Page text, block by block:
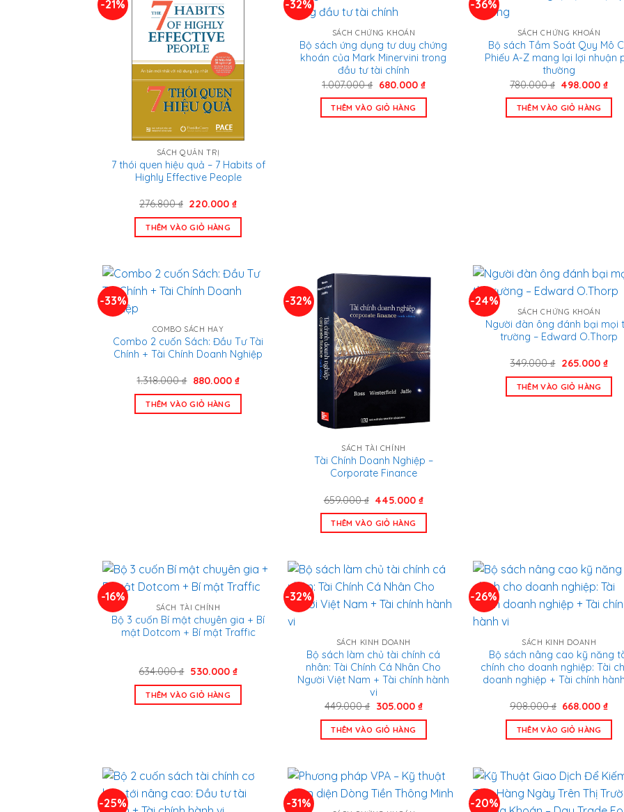
-21%
SÁCH QUẢN TRỊ
7 thói quen hiệu quả – 7 Habits of
Highly Effective People
276.800₫ Giá
là:
276.800 ₫.
220.000₫Giá
THÊM VÀO GIỎ HÀNG
-32%
SÁCH CHỨNG KHOÁN
Bộ sách ứng dụng tư duy chứng
khoán của Mark Minervini trong
đầu tư tài chính
1.007.000₫ Giá
là:
1.007.000 ₫.
680.000 ₫Giá
là:
THÊM VÀO GIỎ HÀNG
-36%
SÁCH CHỨNG KHOÁN
Bộ sách Tầm Soát Quy Mô
Phiếu A-Z mang lại lợi nhuận
thường
780.000₫ Giá
là:
780.000 ₫.
498.000₫Giá
là:
THÊM VÀO GIỎ HÀNG
-33%
COMBO SÁCH HAY
Combo 2 cuốn Sách: Đầu Tư Tài
Chính + Tài Chính Doanh Nghiệp
1.318.000₫ Giá
là:
1.318.000 ₫.
880.000 ₫Giá
tại
THÊM VÀO GIỎ HÀNG
-32%
SÁCH TÀI CHÍNH
Tài Chính Doanh Nghiệp –
Corporate Finance
659.000₫ Giá
là:
659.000 ₫.
445.000₫Giá
là:
THÊM VÀO GIỎ HÀNG
-24%
SÁCH CHỨNG KHOÁN
Người đàn ông đánh bại mọi
trường – Edward O.Thorp
349.000₫ Giá
là:
349.000 ₫.
265.000 ₫Giá
tại
THÊM VÀO GIỎ HÀNG
-16%
SÁCH TÀI CHÍNH
Bộ 3 cuốn Bí mật chuyên gia + Bí
mật Dotcom + Bí mật Traffic
634.000₫ Giá
là:
634.000 ₫.
530.000 ₫Giá
THÊM VÀO GIỎ HÀNG
-32%
SÁCH KINH DOANH
Bộ sách làm chủ tài chính cá
nhân: Tài Chính Cá Nhân Cho
Người Việt Nam + Tài chính hành
vi
449.000₫ Giá
là:
449.000 ₫.
305.000 ₫Giá
THÊM VÀO GIỎ HÀNG
-26%
SÁCH KINH DOANH
Bộ sách nâng cao kỹ năng
chính cho doanh nghiệp: Tài
doanh nghiệp + Tài chính
908.000₫ Giá
là:
908.000 ₫.
668.000₫Giá
THÊM VÀO GIỎ HÀNG
-25% -31% -20%